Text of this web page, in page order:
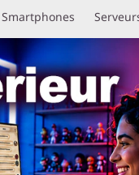
Smartphones